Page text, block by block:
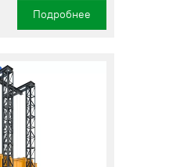
Подробнее